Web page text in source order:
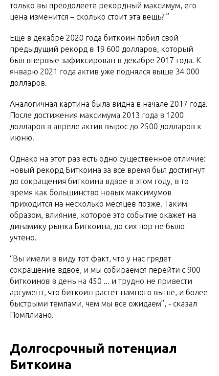
только вы преодолеете рекордный максимум, его
цена изменится – сколько стоит эта вещь? ”
Еще в декабре 2020 года биткоин побил свой
предыдущий рекорд в 19 600 долларов, который
был впервые зафиксирован в декабре 2017 года. К
январю 2021 года актив уже поднялся выше 34 000
долларов.
Аналогичная картина была видна в начале 2017 года.
После достижения максимума 2013 года в 1200
долларов в апреле актив вырос до 2500 долларов к
июню.
Однако на этот раз есть одно существенное отличие:
новый рекорд Биткоина за все время был достигнут
до сокращения биткоина вдвое в этом году, в то
время как большинство новых максимумов
приходится на несколько месяцев позже. Таким
образом, влияние, которое это событие окажет на
динамику рынка Биткоина, до сих пор не было
учтено.
“Вы имели в виду тот факт, что у нас грядет
сокращение вдвое, и мы собираемся перейти с 900
биткоинов в день на 450 ... и трудно не привести
аргумент, что биткоин растет намного выше, и более
быстрыми темпами, чем мы все ожидаем”, - сказал
Помплиано.
Долгосрочный потенциал
Биткоина